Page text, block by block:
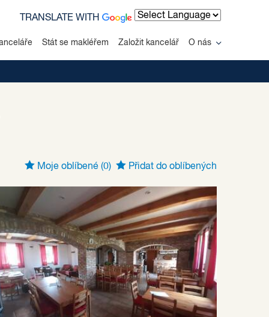
Stát se makléřem Založit kancelář O nás
TRANSLATE WITH
Moje oblíbené (0) Přidat do oblíbených